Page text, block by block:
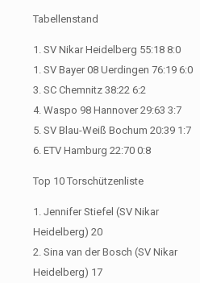
Tabellenstand
1. SV Nikar Heidelberg 55:18 8:0
1. SV Bayer 08 Uerdingen 76:19 6:0
3. SC Chemnitz 38:22 6:2
4. Waspo 98 Hannover 29:63 3:7
5. SV Blau-Weiß Bochum 20:39 1:7
6. ETV Hamburg 22:70 0:8
Top 10 Torschützenliste
1. Jennifer Stiefel (SV Nikar
Heidelberg) 20
2. Sina van der Bosch (SV Nikar
Heidelberg) 17